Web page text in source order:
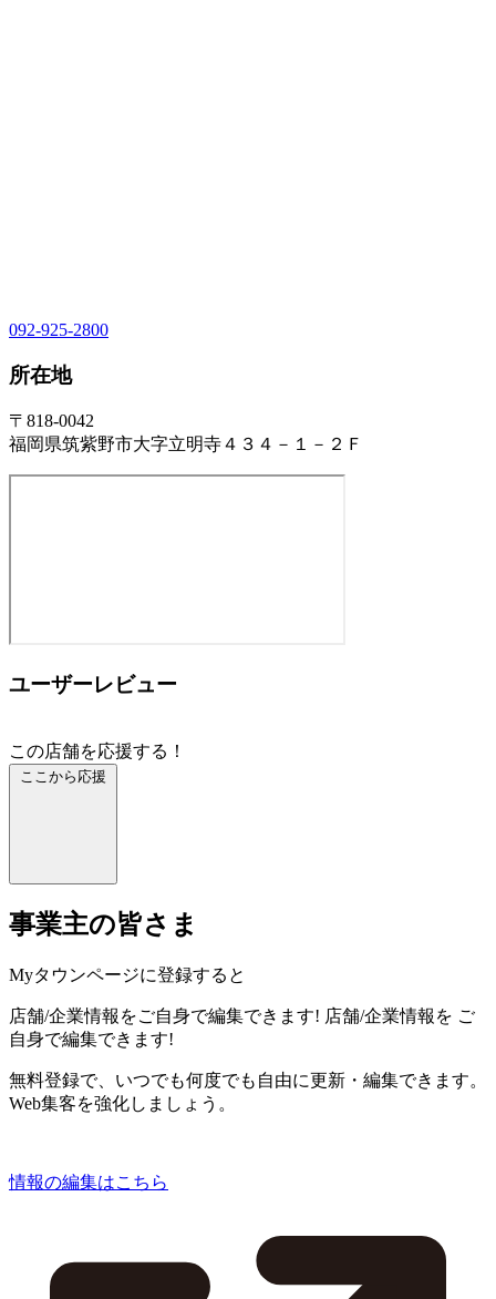
092-925-2800
所在地
〒818-0042
福岡県筑紫野市大字立明寺４３４－１－２Ｆ
ユーザーレビュー
この店舗を応援する！
ここから応援
事業主の皆さま
Myタウンページに登録すると
店舗/企業情報をご自身で編集できます! 店舗/企業情報を ご
自身で編集できます!
無料登録で、いつでも何度でも自由に更新・編集できます。
Web集客を強化しましょう。
情報の編集はこちら